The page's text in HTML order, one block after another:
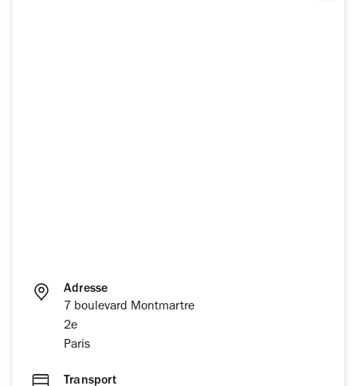
Adresse
7 boulevard Montmartre
2e
Paris
Transport